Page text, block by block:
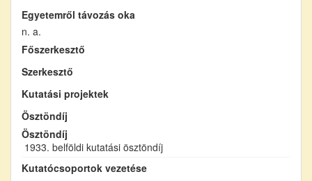
Egyetemről távozás oka
n. a.
Főszerkesztő
Szerkesztő
Kutatási projektek
Ösztöndíj
Ösztöndíj
1933. belföldi kutatási ösztöndíj
Kutatócsoportok vezetése